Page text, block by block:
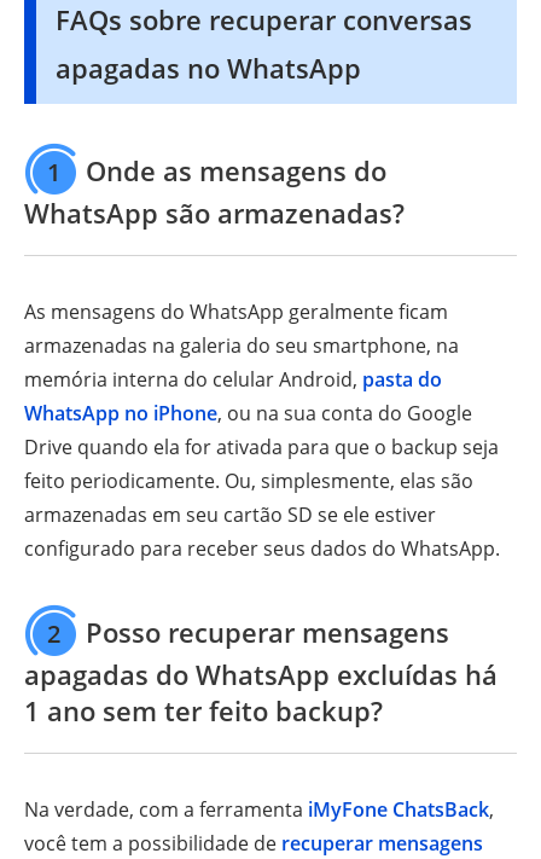
FAQs sobre recuperar conversas
apagadas no WhatsApp
1
Onde as mensagens do
WhatsApp são armazenadas?
As mensagens do WhatsApp geralmente ficam
armazenadas na galeria do seu smartphone, na
memória interna do celular Android, pasta do
WhatsApp no iPhone, ou na sua conta do Google
Drive quando ela for ativada para que o backup seja
feito periodicamente. Ou, simplesmente, elas são
armazenadas em seu cartão SD se ele estiver
configurado para receber seus dados do WhatsApp.
2
Posso recuperar mensagens
apagadas do WhatsApp excluídas há
1 ano sem ter feito backup?
Na verdade, com a ferramenta iMyFone ChatsBack,
você tem a possibilidade de recuperar mensagens